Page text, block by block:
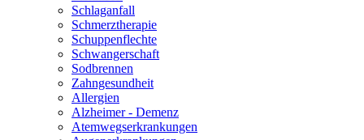
Schlaganfall
Schmerztherapie
Schuppenflechte
Schwangerschaft
Sodbrennen
Zahngesundheit
Allergien
Alzheimer - Demenz
Atemwegserkrankungen